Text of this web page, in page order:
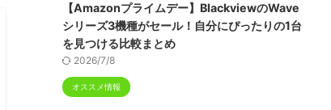
【Amazonプライムデー】BlackviewのWave
シリーズ3機種がセール！自分にぴったりの1台
を見つける比較まとめ
2026/7/8
オススメ情報